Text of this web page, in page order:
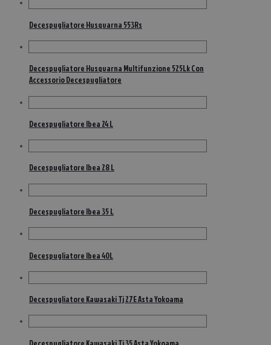
Decespugliatore Husqvarna 553Rs
Decespugliatore Husqvarna Multifunzione 525Lk Con
Accessorio Decespugliatore
Decespugliatore Ibea 24 L
Decespugliatore Ibea 28 L
Decespugliatore Ibea 35 L
Decespugliatore Ibea 40L
Decespugliatore Kawasaki Tj 27E Asta Yokoama